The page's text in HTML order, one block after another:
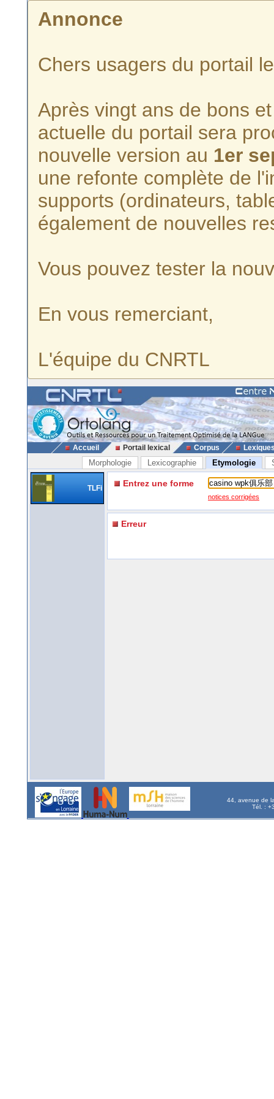
Annonce
Chers usagers du portail
Après vingt ans de bons
actuelle du portail sera
nouvelle version au 1er
une refonte complète de
supports (ordinateurs,
également de nouvelles
Vous pouvez tester la
En vous remerciant,
L'équipe du CNRTL
Accueil Portail lexical Corpus
Morphologie Lexicographie Etymologie
TLFi Entrez une forme
notices corrigées
Erreur
44, avenue de
Tél. :